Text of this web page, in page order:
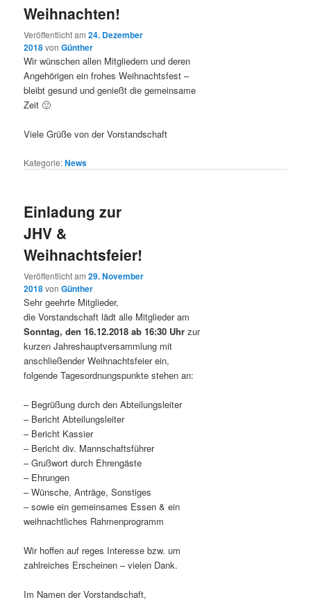
Weihnachten!
Veröffentlicht am24. Dezember
2018vonGünther
Wir wünschen allen Mitgliedern und deren
Angehörigen ein frohes Weihnachtsfest –
bleibt gesund und genießt die gemeinsame
Zeit 🙂
Viele Grüße von der Vorstandschaft
Kategorie:News
Einladung zur
JHV &
Weihnachtsfeier!
Veröffentlicht am29. November
2018vonGünther
Sehr geehrte Mitglieder,
die Vorstandschaft lädt alle Mitglieder am
Sonntag, den 16.12.2018 ab 16:30 Uhr zur
kurzen Jahreshauptversammlung mit
anschließender Weihnachtsfeier ein,
folgende Tagesordnungspunkte stehen an:
– Begrüßung durch den Abteilungsleiter
– Bericht Abteilungsleiter
– Bericht Kassier
– Bericht div. Mannschaftsführer
– Grußwort durch Ehrengäste
– Ehrungen
– Wünsche, Anträge, Sonstiges
– sowie ein gemeinsames Essen & ein
weihnachtliches Rahmenprogramm
Wir hoffen auf reges Interesse bzw. um
zahlreiches Erscheinen – vielen Dank.
Im Namen der Vorstandschaft,